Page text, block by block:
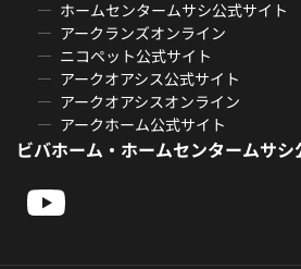
ホームセンタームサシ公式サイト
アークランズオンライン
ニコペット公式サイト
アークオアシス公式サイト
アークオアシスオンライン
アークホーム公式サイト
ビバホーム・ホームセンタームサシ